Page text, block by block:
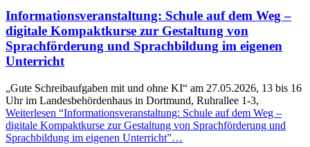
Informationsveranstaltung: Schule auf dem Weg –
digitale Kompaktkurse zur Gestaltung von
Sprachförderung und Sprachbildung im eigenen
Unterricht
„Gute Schreibaufgaben mit und ohne KI“ am 27.05.2026, 13 bis 16
Uhr im Landesbehördenhaus in Dortmund, Ruhrallee 1-3,
Weiterlesen “Informationsveranstaltung: Schule auf dem Weg –
digitale Kompaktkurse zur Gestaltung von Sprachförderung und
Sprachbildung im eigenen Unterricht”…